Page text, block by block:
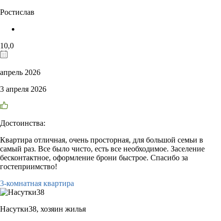
Ростислав
10,0
апрель 2026
3 апреля 2026
Достоинства:
Квартира отличная, очень просторная, для большой семьи в
самый раз. Все было чисто, есть все необходимое. Заселение
бесконтактное, оформление брони быстрое. Спасибо за
гостеприимство!
3-комнатная квартира
Насутки38, хозяин жилья